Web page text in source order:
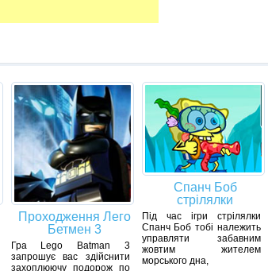
Проходження Лего
Бетмен 3
Гра Lego Batman 3
запрошує вас здійснити
захоплюючу подорож по
Спанч Боб
стрілялки
Під час ігри стрілялки
Спанч Боб тобі належить
управляти забавним
жовтим жителем
морського дна,